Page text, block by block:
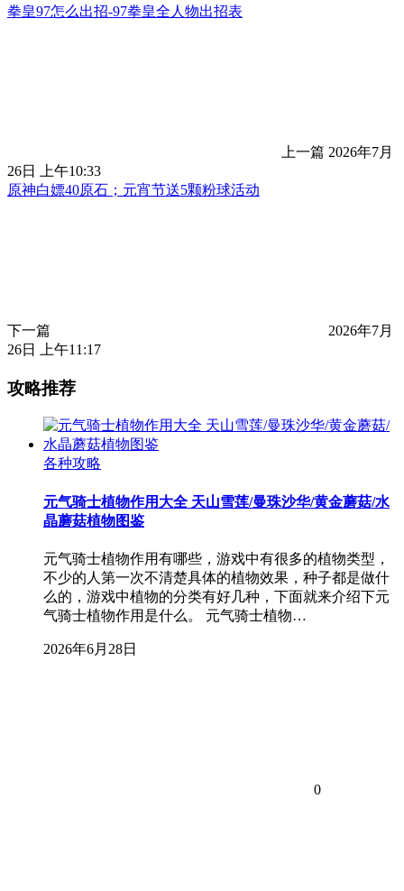
拳皇97怎么出招-97拳皇全人物出招表
上一篇 2026年7月
26日 上午10:33
原神白嫖40原石；元宵节送5颗粉球活动
下一篇
2026年7月
26日 上午11:17
攻略推荐
各种攻略
元气骑士植物作用大全 天山雪莲/曼珠沙华/黄金蘑菇/水
晶蘑菇植物图鉴
元气骑士植物作用有哪些，游戏中有很多的植物类型，
不少的人第一次不清楚具体的植物效果，种子都是做什
么的，游戏中植物的分类有好几种，下面就来介绍下元
气骑士植物作用是什么。 元气骑士植物…
2026年6月28日
0